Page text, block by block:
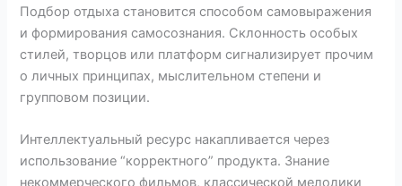
Подбор отдыха становится способом самовыражения
и формирования самосознания. Склонность особых
стилей, творцов или платформ сигнализирует прочим
о личных принципах, мыслительном степени и
групповом позиции.
Интеллектуальный ресурс накапливается через
использование “корректного” продукта. Знание
некоммерческого фильмов, классической мелодики